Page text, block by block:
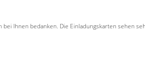
Ihnen bedanken. Die Einladungskarten sehen